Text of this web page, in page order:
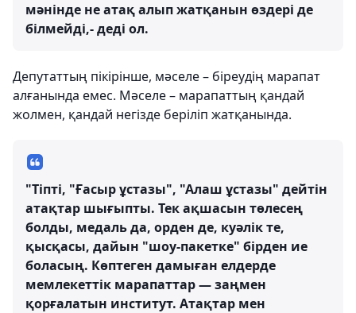
мәнінде не атақ алып жатқанын өздері де
білмейді,- деді ол.
Депутаттың пікірінше, мәселе – біреудің марапат
алғанында емес. Мәселе – марапаттың қандай
жолмен, қандай негізде беріліп жатқанында.
"Тіпті, "Ғасыр ұстазы", "Алаш ұстазы" дейтін
атақтар шығыпты. Тек ақшасын төлесең
болды, медаль да, орден де, куәлік те,
қысқасы, дайын "шоу-пакетке" бірден ие
боласың. Көптеген дамыған елдерде
мемлекеттік марапаттар — заңмен
қорғалатын институт. Атақтар мен